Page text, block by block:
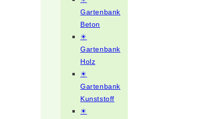
Gartenbank
Beton
☀
Gartenbank
Holz
☀
Gartenbank
Kunststoff
☀